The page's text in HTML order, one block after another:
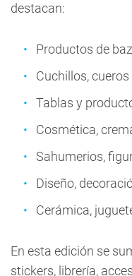
destacan:
Productos de
Cuchillos,
Tablas y
Cosmética,
Sahumerios,
Diseño,
Cerámica,
En esta edición se
stickers, librería,